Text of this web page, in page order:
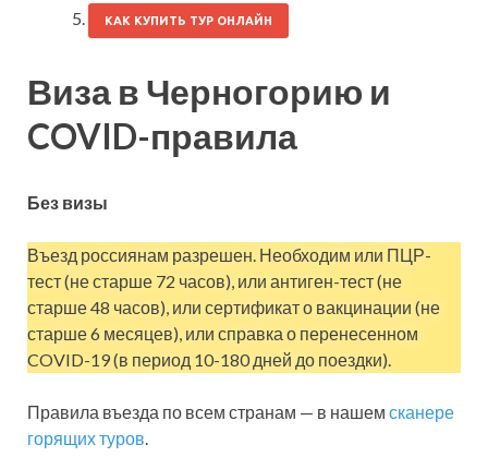
КАК КУПИТЬ ТУР ОНЛАЙН
Виза в Черногорию и
COVID-правила
Без визы
Въезд россиянам разрешен. Необходим или ПЦР-
тест (не старше 72 часов), или антиген-тест (не
старше 48 часов), или сертификат о вакцинации (не
старше 6 месяцев), или справка о перенесенном
COVID-19 (в период 10-180 дней до поездки).
Правила въезда по всем странам — в нашем сканере
горящих туров.